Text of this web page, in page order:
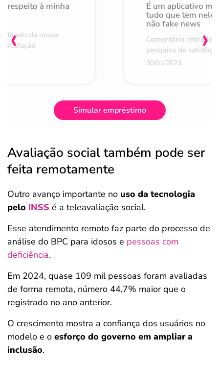
respeito à minha
da nossa
É um aplicativo
tudo que tem nele
não fake news
Comentário retirado
pesquisa de
30/01/2023
‹ ›
Simular empréstimo
Avaliação social também pode ser
feita remotamente
Outro avanço importante no uso da tecnologia
pelo INSS é a teleavaliação social.
Esse atendimento remoto faz parte do processo de
análise do BPC para idosos e pessoas com
deficiência.
Em 2024, quase 109 mil pessoas foram avaliadas
de forma remota, número 44,7% maior que o
registrado no ano anterior.
O crescimento mostra a confiança dos usuários no
modelo e o esforço do governo em ampliar a
inclusão.